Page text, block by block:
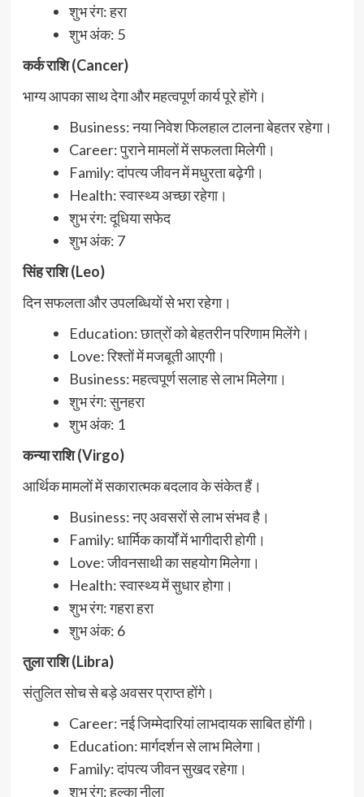
शुभ रंग: हरा
शुभ अंक: 5
कर्क राशि (Cancer)
भाग्य आपका साथ देगा और महत्वपूर्ण कार्य पूरे होंगे।
Business: नया निवेश फिलहाल टालना बेहतर रहेगा।
Career: पुराने मामलों में सफलता मिलेगी।
Family: दांपत्य जीवन में मधुरता बढ़ेगी।
Health: स्वास्थ्य अच्छा रहेगा।
शुभ रंग: दूधिया सफेद
शुभ अंक: 7
सिंह राशि (Leo)
दिन सफलता और उपलब्धियों से भरा रहेगा।
Education: छात्रों को बेहतरीन परिणाम मिलेंगे।
Love: रिश्तों में मजबूती आएगी।
Business: महत्वपूर्ण सलाह से लाभ मिलेगा।
शुभ रंग: सुनहरा
शुभ अंक: 1
कन्या राशि (Virgo)
आर्थिक मामलों में सकारात्मक बदलाव के संकेत हैं।
Business: नए अवसरों से लाभ संभव है।
Family: धार्मिक कार्यों में भागीदारी होगी।
Love: जीवनसाथी का सहयोग मिलेगा।
Health: स्वास्थ्य में सुधार होगा।
शुभ रंग: गहरा हरा
शुभ अंक: 6
तुला राशि (Libra)
संतुलित सोच से बड़े अवसर प्राप्त होंगे।
Career: नई जिम्मेदारियां लाभदायक साबित होंगी।
Education: मार्गदर्शन से लाभ मिलेगा।
Family: दांपत्य जीवन सुखद रहेगा।
शुभ रंग: हल्का नीला